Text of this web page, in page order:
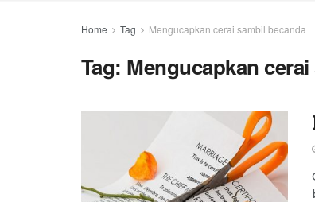
Home Tag Mengucapkan cerai sambil becanda
Tag: Mengucapkan